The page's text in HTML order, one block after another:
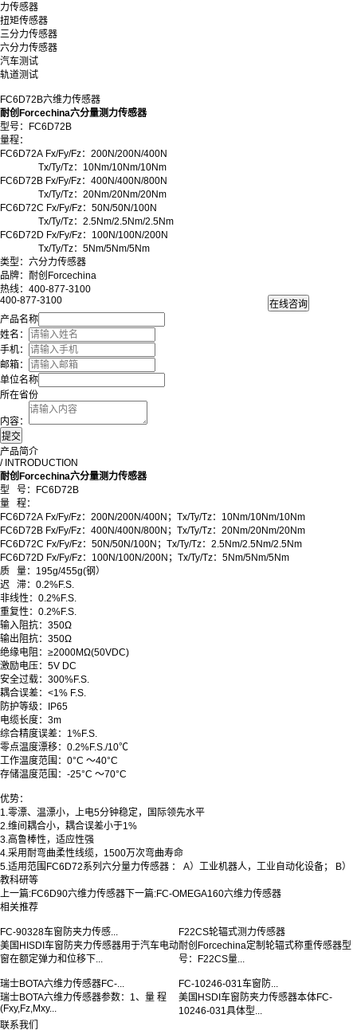
力传感器
扭矩传感器
三分力传感器
六分力传感器
汽车测试
轨道测试
FC6D72B六维力传感器
耐创Forcechina六分量测力传感器
型号：FC6D72B
量程：
FC6D72A Fx/Fy/Fz：200N/200N/400N
Tx/Ty/Tz：10Nm/10Nm/10Nm
FC6D72B Fx/Fy/Fz：400N/400N/800N
Tx/Ty/Tz：20Nm/20Nm/20Nm
FC6D72C Fx/Fy/Fz：50N/50N/100N
Tx/Ty/Tz：2.5Nm/2.5Nm/2.5Nm
FC6D72D Fx/Fy/Fz：100N/100N/200N
Tx/Ty/Tz：5Nm/5Nm/5Nm
类型：六分力传感器
品牌：耐创Forcechina
热线：400-877-3100
400-877-3100
产品名称
姓名：
手机：
邮箱：
单位名称
所在省份
内容：
产品简介
/ INTRODUCTION
耐创Forcechina六分量测力传感器
型
号：FC6D72B
量
程：
FC6D72A Fx/Fy/Fz：200N/200N/400N；Tx/Ty/Tz：10Nm/10Nm/10Nm
FC6D72B Fx/Fy/Fz：400N/400N/800N；Tx/Ty/Tz：20Nm/20Nm/20Nm
FC6D72C Fx/Fy/Fz：50N/50N/100N；Tx/Ty/Tz：2.5Nm/2.5Nm/2.5Nm
FC6D72D Fx/Fy/Fz：100N/100N/200N；Tx/Ty/Tz：5Nm/5Nm/5Nm
质 量：195g/455g(钢）
迟 滞： 0.2%F.S.
非线性 ： 0.2%F.S.
重复性 ： 0.2%F.S.
输入阻抗： 350Ω
输出阻抗： 350Ω
绝缘电阻 ： ≥2000MΩ(50VDC)
激励电压： 5V DC
安全过载： 300%F.S.
耦合误差： <1% F.S.
防护等级 ：
IP65
电缆长度： 3m
综合精度误差： 1%F.S.
零点温度漂移： 0.2%F.S./10℃
工作温度范围 ： 0°C ～40°C
存储温度范围 ： -25°C ～70°C
优势：
1.零漂、温漂小，上电5分钟稳定，国际领先水平
2.维间耦合小，耦合误差小于1%
3.高鲁棒性，适应性强
4.采用耐弯曲柔性线缆，1500万次弯曲寿命
5.适用范围FC6D72系列六分量力传感器 ： A）工业机器人，工业自动化设备； B）
教科研等
上一篇:FC6D90六维力传感器 下一篇:FC-OMEGA160六维力传感器
相关推荐
FC-90328车窗防夹力传感...
美国HISDI车窗防夹力传感器用于汽车电动
窗在额定弹力和位移下...
F22CS轮辐式测力传感器
耐创Forcechina定制轮辐式称重传感器型
号：F22CS量...
瑞士BOTA六维力传感器FC-...
瑞士BOTA六维力传感器参数：1、量 程
(Fxy,Fz,Mxy...
FC-10246-031车窗防...
美国HSDI车窗防夹力传感器本体FC-
10246-031具体型...
联系我们